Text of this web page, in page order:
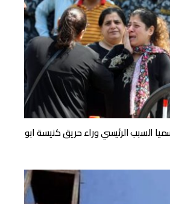
السبب الرئيسي وراء حريق كنيسة ابو